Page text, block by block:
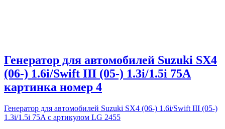
Генератор для автомобилей Suzuki SX4
(06-) 1.6i/Swift III (05-) 1.3i/1.5i 75A
картинка номер 4
Генератор для автомобилей Suzuki SX4 (06-) 1.6i/Swift III (05-)
1.3i/1.5i 75A с артикулом LG 2455